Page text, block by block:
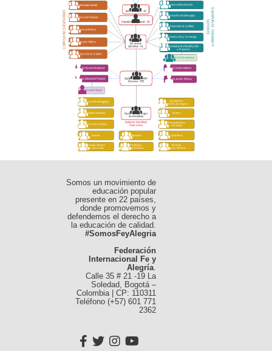
Somos un movimiento de
educación popular
presente en 22 países,
donde promovemos y
defendemos el derecho a
la educación de calidad.
#SomosFeyAlegria
Federación
Internacional Fe y
Alegría.
Calle 35 # 21 -19 La
Soledad, Bogotá –
Colombia | CP: 110311
Teléfono (+57) 601 771
2362